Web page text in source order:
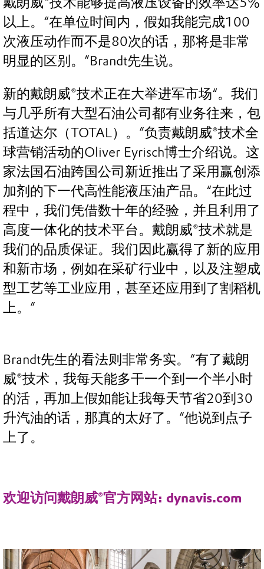
以上。“在单位时间内，假如我能完成100
次液压动作而不是80次的话，那将是非常
明显的区别。”Brandt先生说。
新的戴朗威®技术正在大举进军市场“。我们
与几乎所有大型石油公司都有业务往来，包
括道达尔（TOTAL）。”负责戴朗威®技术全
球营销活动的Oliver Eyrisch博士介绍说。这
家法国石油跨国公司新近推出了采用赢创添
加剂的下一代高性能液压油产品。“在此过
程中，我们凭借数十年的经验，并且利用了
高度一体化的技术平台。戴朗威®技术就是
我们的品质保证。我们因此赢得了新的应用
和新市场，例如在采矿行业中，以及注塑成
型工艺等工业应用，甚至还应用到了割稻机
上。”
Brandt先生的看法则非常务实。“有了戴朗
威®技术，我每天能多干一个到一个半小时
的活，再加上假如能让我每天节省20到30
升汽油的话，那真的太好了。”他说到点子
上了。
欢迎访问戴朗威®官方网站: dynavis.com